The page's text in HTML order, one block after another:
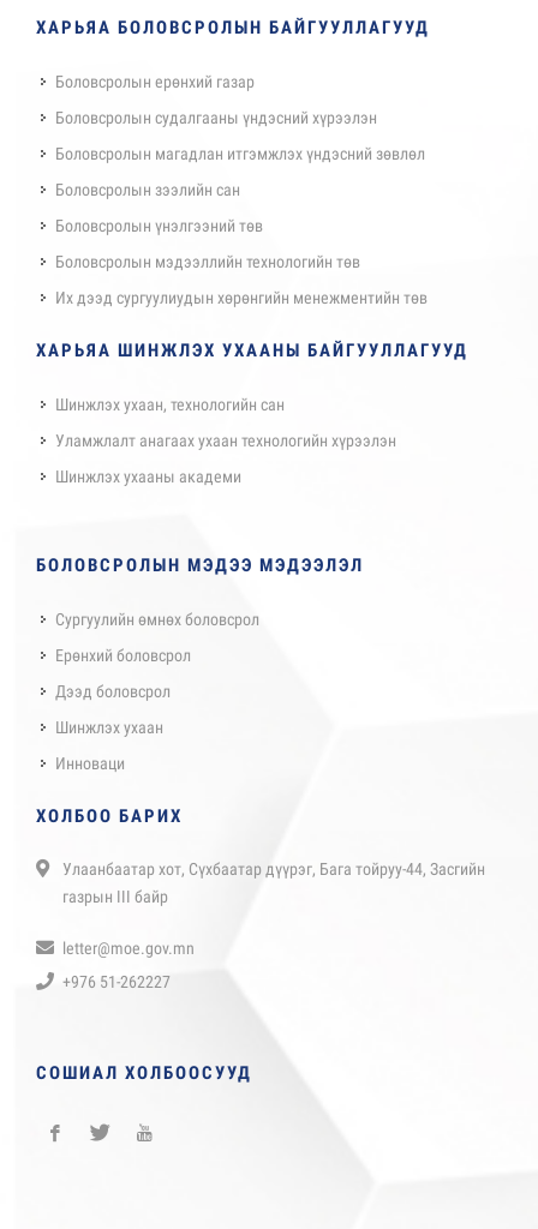
ХАРЬЯА БОЛОВСРОЛЫН БАЙГУУЛЛАГУУД
Боловсролын ерөнхий газар
Боловсролын судалгааны үндэсний хүрээлэн
Боловсролын магадлан итгэмжлэх үндэсний зөвлөл
Боловсролын зээлийн сан
Боловсролын үнэлгээний төв
Боловсролын мэдээллийн технологийн төв
Их дээд сургуулиудын хөрөнгийн менежментийн төв
ХАРЬЯА ШИНЖЛЭХ УХААНЫ БАЙГУУЛЛАГУУД
Шинжлэх ухаан, технологийн сан
Уламжлалт анагаах ухаан технологийн хүрээлэн
Шинжлэх ухааны академи
БОЛОВСРОЛЫН МЭДЭЭ МЭДЭЭЛЭЛ
Сургуулийн өмнөх боловсрол
Ерөнхий боловсрол
Дээд боловсрол
Шинжлэх ухаан
Инноваци
ХОЛБОО БАРИХ
Улаанбаатар хот, Сүхбаатар дүүрэг, Бага тойруу-44, Засгийн
газрын III байр
letter@moe.gov.mn
+976 51-262227
СОШИАЛ ХОЛБООСУУД